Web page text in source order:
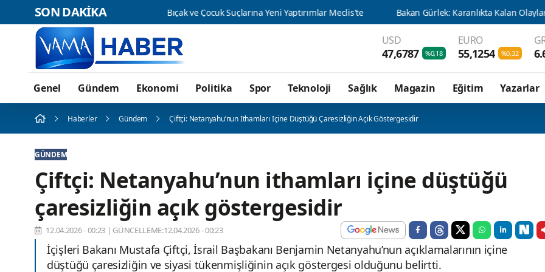
SON DAKİKA
USD
47,6787 %0,18
EURO
55,1254 %0,32
Genel Gündem Ekonomi Politika Spor Teknoloji Sağlık Magazin Eğitim Yazarlar
Haberler Gündem Çiftçi: Netanyahu’nun Ithamları Içine Düştüğü Çaresizliğin Açık Göstergesidir
GÜNDEM
Çiftçi: Netanyahu’nun ithamları içine düştüğü
çaresizliğin açık göstergesidir
12.04.2026 - 00:23 | GÜNCELLEME:12.04.2026 - 00:23
İçişleri Bakanı Mustafa Çiftçi, İsrail Başbakanı Benjamin Netanyahu’nun açıklamalarının içine
düştüğü çaresizliğin ve siyasi tükenmişliğinin açık göstergesi olduğunu belirtti.